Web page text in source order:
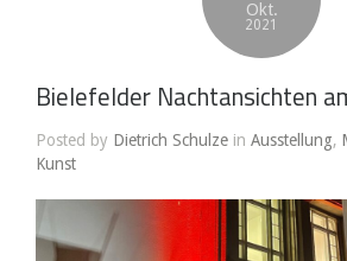
Okt.
2021
Bielefelder Nachtansichten
Posted by Dietrich Schulze in Ausstellung,
Kunst